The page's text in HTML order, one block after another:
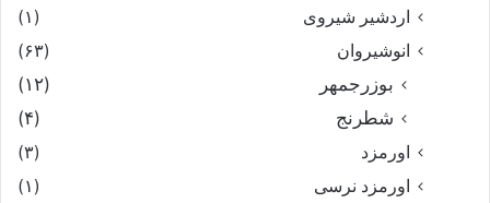
اردشیر شیروی
(۱)
انوشیروان
(۶۳)
بوزرجمهر
(۱۲)
شطرنج
(۴)
اورمزد
(۳)
اورمزد نرسى‏
(۱)